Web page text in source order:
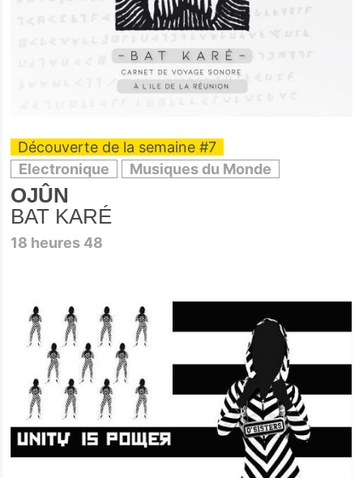
Découverte de la semaine #7
Electronique
Musiques du Monde
OJÛN
BAT KARÉ
18 heures 48